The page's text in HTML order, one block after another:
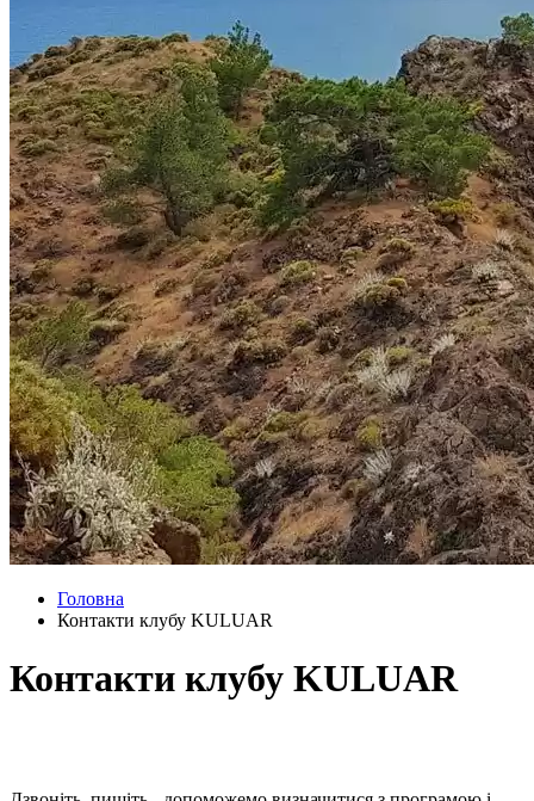
Головна
Контакти клубу KULUAR
Контакти клубу KULUAR